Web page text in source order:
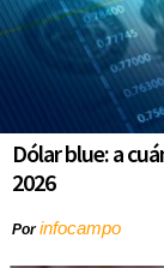
Dólar blue: a
2026
Porinfocampo